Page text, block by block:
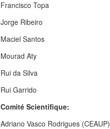
Francisco Topa
Jorge Ribeiro
Maciel Santos
Mourad Aty
Rui da Silva
Rui Garrido
Comité Scientifique:
Adriano Vasco Rodrigues (CEAUP)